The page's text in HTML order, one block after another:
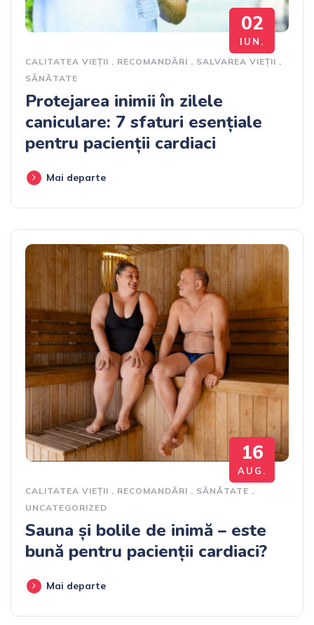
02
IUN.
CALITATEA VIEȚII RECOMANDĂRI SALVAREA VIEȚII
SĂNĂTATE
Protejarea inimii în zilele
caniculare: 7 sfaturi esențiale
pentru pacienții cardiaci
Mai departe
16
AUG.
CALITATEA VIEȚII RECOMANDĂRI SĂNĂTATE
UNCATEGORIZED
Sauna și bolile de inimă – este
bună pentru pacienții cardiaci?
Mai departe